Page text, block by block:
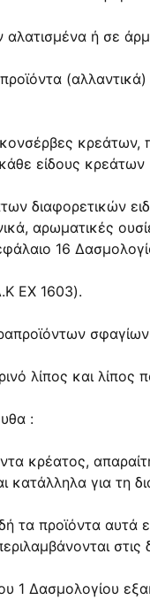
αλατισμένα ή σε
είδους
διαφορετικών
αρωματικές
16
EX 1603).
λίπος και
:
κρέατος,
κατάλληλα για τη
τα προϊόντα αυτά
1 Δασμολογίου